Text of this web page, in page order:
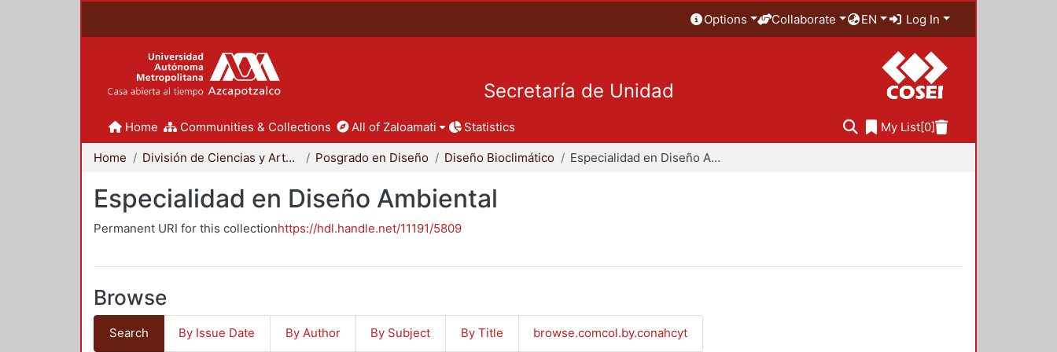
Options Collaborate EN Log In
Secretaría de Unidad
Home Communities & Collections All of Zaloamati Statistics My List[0]
Home División de Ciencias y Artes para el Diseño Posgrado en Diseño Diseño Bioclimático Especialidad en Diseño Ambiental
Especialidad en Diseño Ambiental
Permanent URI for this collectionhttps://hdl.handle.net/11191/5809
Browse
Search By Issue Date By Author By Subject By Title browse.comcol.by.conahcyt